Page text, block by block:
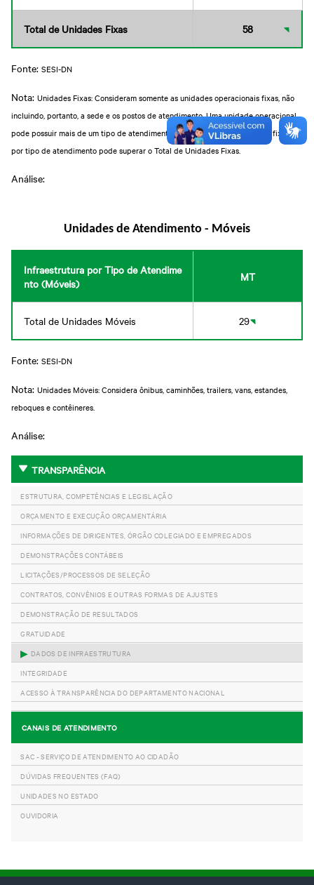
Total de Unidades Fixas 58
Fonte: SESI-DN
Nota: Unidades Fixas: Consideram somente as unidades operacionais fixas, não
incluindo, portanto, a sede e os postos de atendimento. Uma unidade operacional
pode possuir mais de um tipo de atendimento. Assim, a soma de unidades fixas
por tipo de atendimento pode superar o Total de Unidades Fixas.
Análise:
Unidades de Atendimento - Móveis
Infraestrutura por Tipo de Atendime
nto (Móveis)
MT
Total de Unidades Móveis 29
Fonte: SESI-DN
Nota: Unidades Móveis: Considera ônibus, caminhões, trailers, vans, estandes,
reboques e contêineres.
Análise:
TRANSPARÊNCIA
ESTRUTURA, COMPETÊNCIAS E LEGISLAÇÃO
ORÇAMENTO E EXECUÇÃO ORÇAMENTÁRIA
INFORMAÇÕES DE DIRIGENTES, ÓRGÃO COLEGIADO E EMPREGADOS
DEMONSTRAÇÕES CONTÁBEIS
LICITAÇÕES/PROCESSOS DE SELEÇÃO
CONTRATOS, CONVÊNIOS E OUTRAS FORMAS DE AJUSTES
DEMONSTRAÇÃO DE RESULTADOS
GRATUIDADE
DADOS DE INFRAESTRUTURA
INTEGRIDADE
ACESSO À TRANSPARÊNCIA DO DEPARTAMENTO NACIONAL
CANAIS DE ATENDIMENTO
SAC - SERVIÇO DE ATENDIMENTO AO CIDADÃO
DÚVIDAS FREQUENTES (FAQ)
UNIDADES NO ESTADO
OUVIDORIA